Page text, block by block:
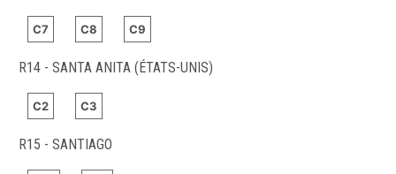
C7 C8 C9
R14 - SANTA ANITA (ÉTATS-UNIS)
C2 C3
R15 - SANTIAGO